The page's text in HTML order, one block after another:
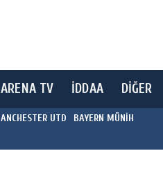
TV İDDAA DİĞER
UTD
BAYERN MÜNİH